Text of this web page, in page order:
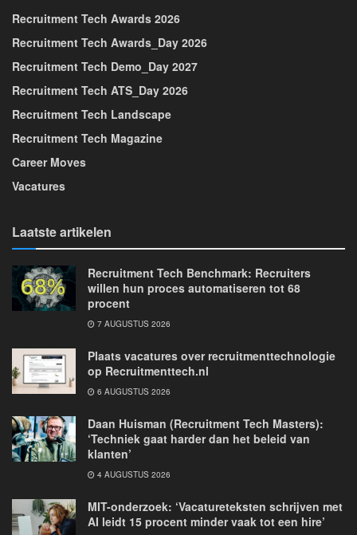
Recruitment Tech Awards 2026
Recruitment Tech Awards_Day 2026
Recruitment Tech Demo_Day 2027
Recruitment Tech ATS_Day 2026
Recruitment Tech Landscape
Recruitment Tech Magazine
Career Moves
Vacatures
Laatste artikelen
Recruitment Tech Benchmark: Recruiters
willen hun proces automatiseren tot 68
procent
7 AUGUSTUS 2026
Plaats vacatures over recruitmenttechnologie
op Recruitmenttech.nl
6 AUGUSTUS 2026
Daan Huisman (Recruitment Tech Masters):
‘Techniek gaat harder dan het beleid van
klanten’
4 AUGUSTUS 2026
MIT-onderzoek: ‘Vacatureteksten schrijven met
AI leidt 15 procent minder vaak tot een hire’